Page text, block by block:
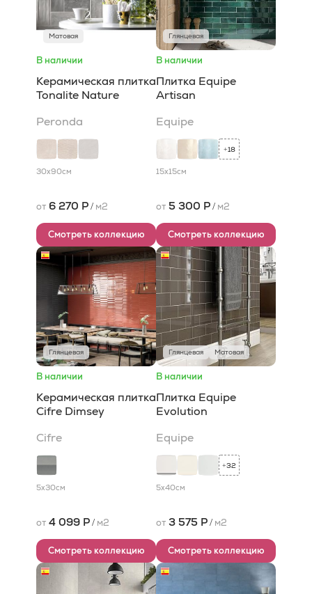
Матовая
В наличии
Керамическая плитка
Tonalite Nature
Peronda
30x90см
от 6 270 Р/ м2
Смотреть коллекцию
Глянцевая
В наличии
Плитка Equipe
Artisan
Equipe
+18
15x15см
от 5 300 Р/ м2
Смотреть коллекцию
Глянцевая
В наличии
Керамическая плитка
Cifre Dimsey
Cifre
5x30см
от 4 099 Р/ м2
Смотреть коллекцию
Глянцевая Матовая
В наличии
Плитка Equipe
Evolution
Equipe
+32
5x40см
от 3 575 Р/ м2
Смотреть коллекцию